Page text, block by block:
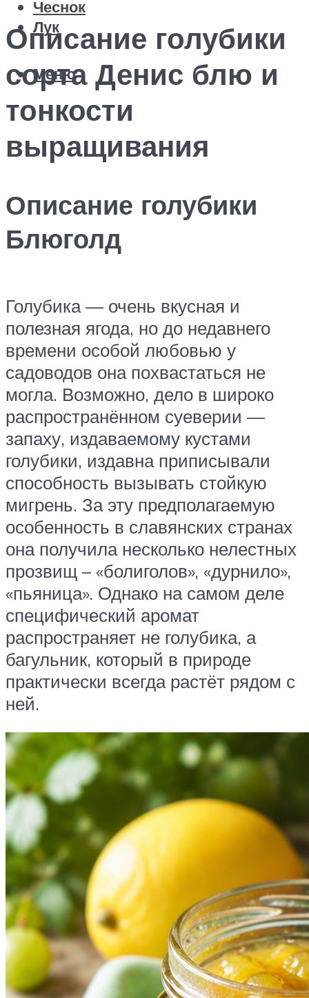
Чеснок
Лук
Меню
Описание голубики
сорта Денис блю и
тонкости
выращивания
Описание голубики
Блюголд
Голубика — очень вкусная и
полезная ягода, но до недавнего
времени особой любовью у
садоводов она похвастаться не
могла. Возможно, дело в широко
распространённом суеверии —
запаху, издаваемому кустами
голубики, издавна приписывали
способность вызывать стойкую
мигрень. За эту предполагаемую
особенность в славянских странах
она получила несколько нелестных
прозвищ – «болиголов», «дурнило»,
«пьяница». Однако на самом деле
специфический аромат
распространяет не голубика, а
багульник, который в природе
практически всегда растёт рядом с
ней.